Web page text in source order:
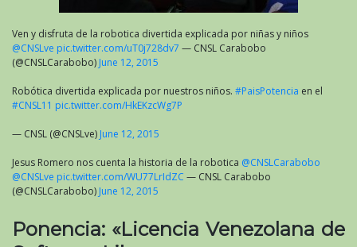
Ven y disfruta de la robotica divertida explicada por niñas y niños
@CNSLve pic.twitter.com/uT0j728dv7 — CNSL Carabobo
(@CNSLCarabobo) June 12, 2015
Robótica divertida explicada por nuestros niños. #PaisPotencia en el
#CNSL11 pic.twitter.com/HkEKzcWg7P
— CNSL (@CNSLve) June 12, 2015
Jesus Romero nos cuenta la historia de la robotica @CNSLCarabobo
@CNSLve pic.twitter.com/WU77LrIdZC — CNSL Carabobo
(@CNSLCarabobo) June 12, 2015
Ponencia: «Licencia Venezolana de